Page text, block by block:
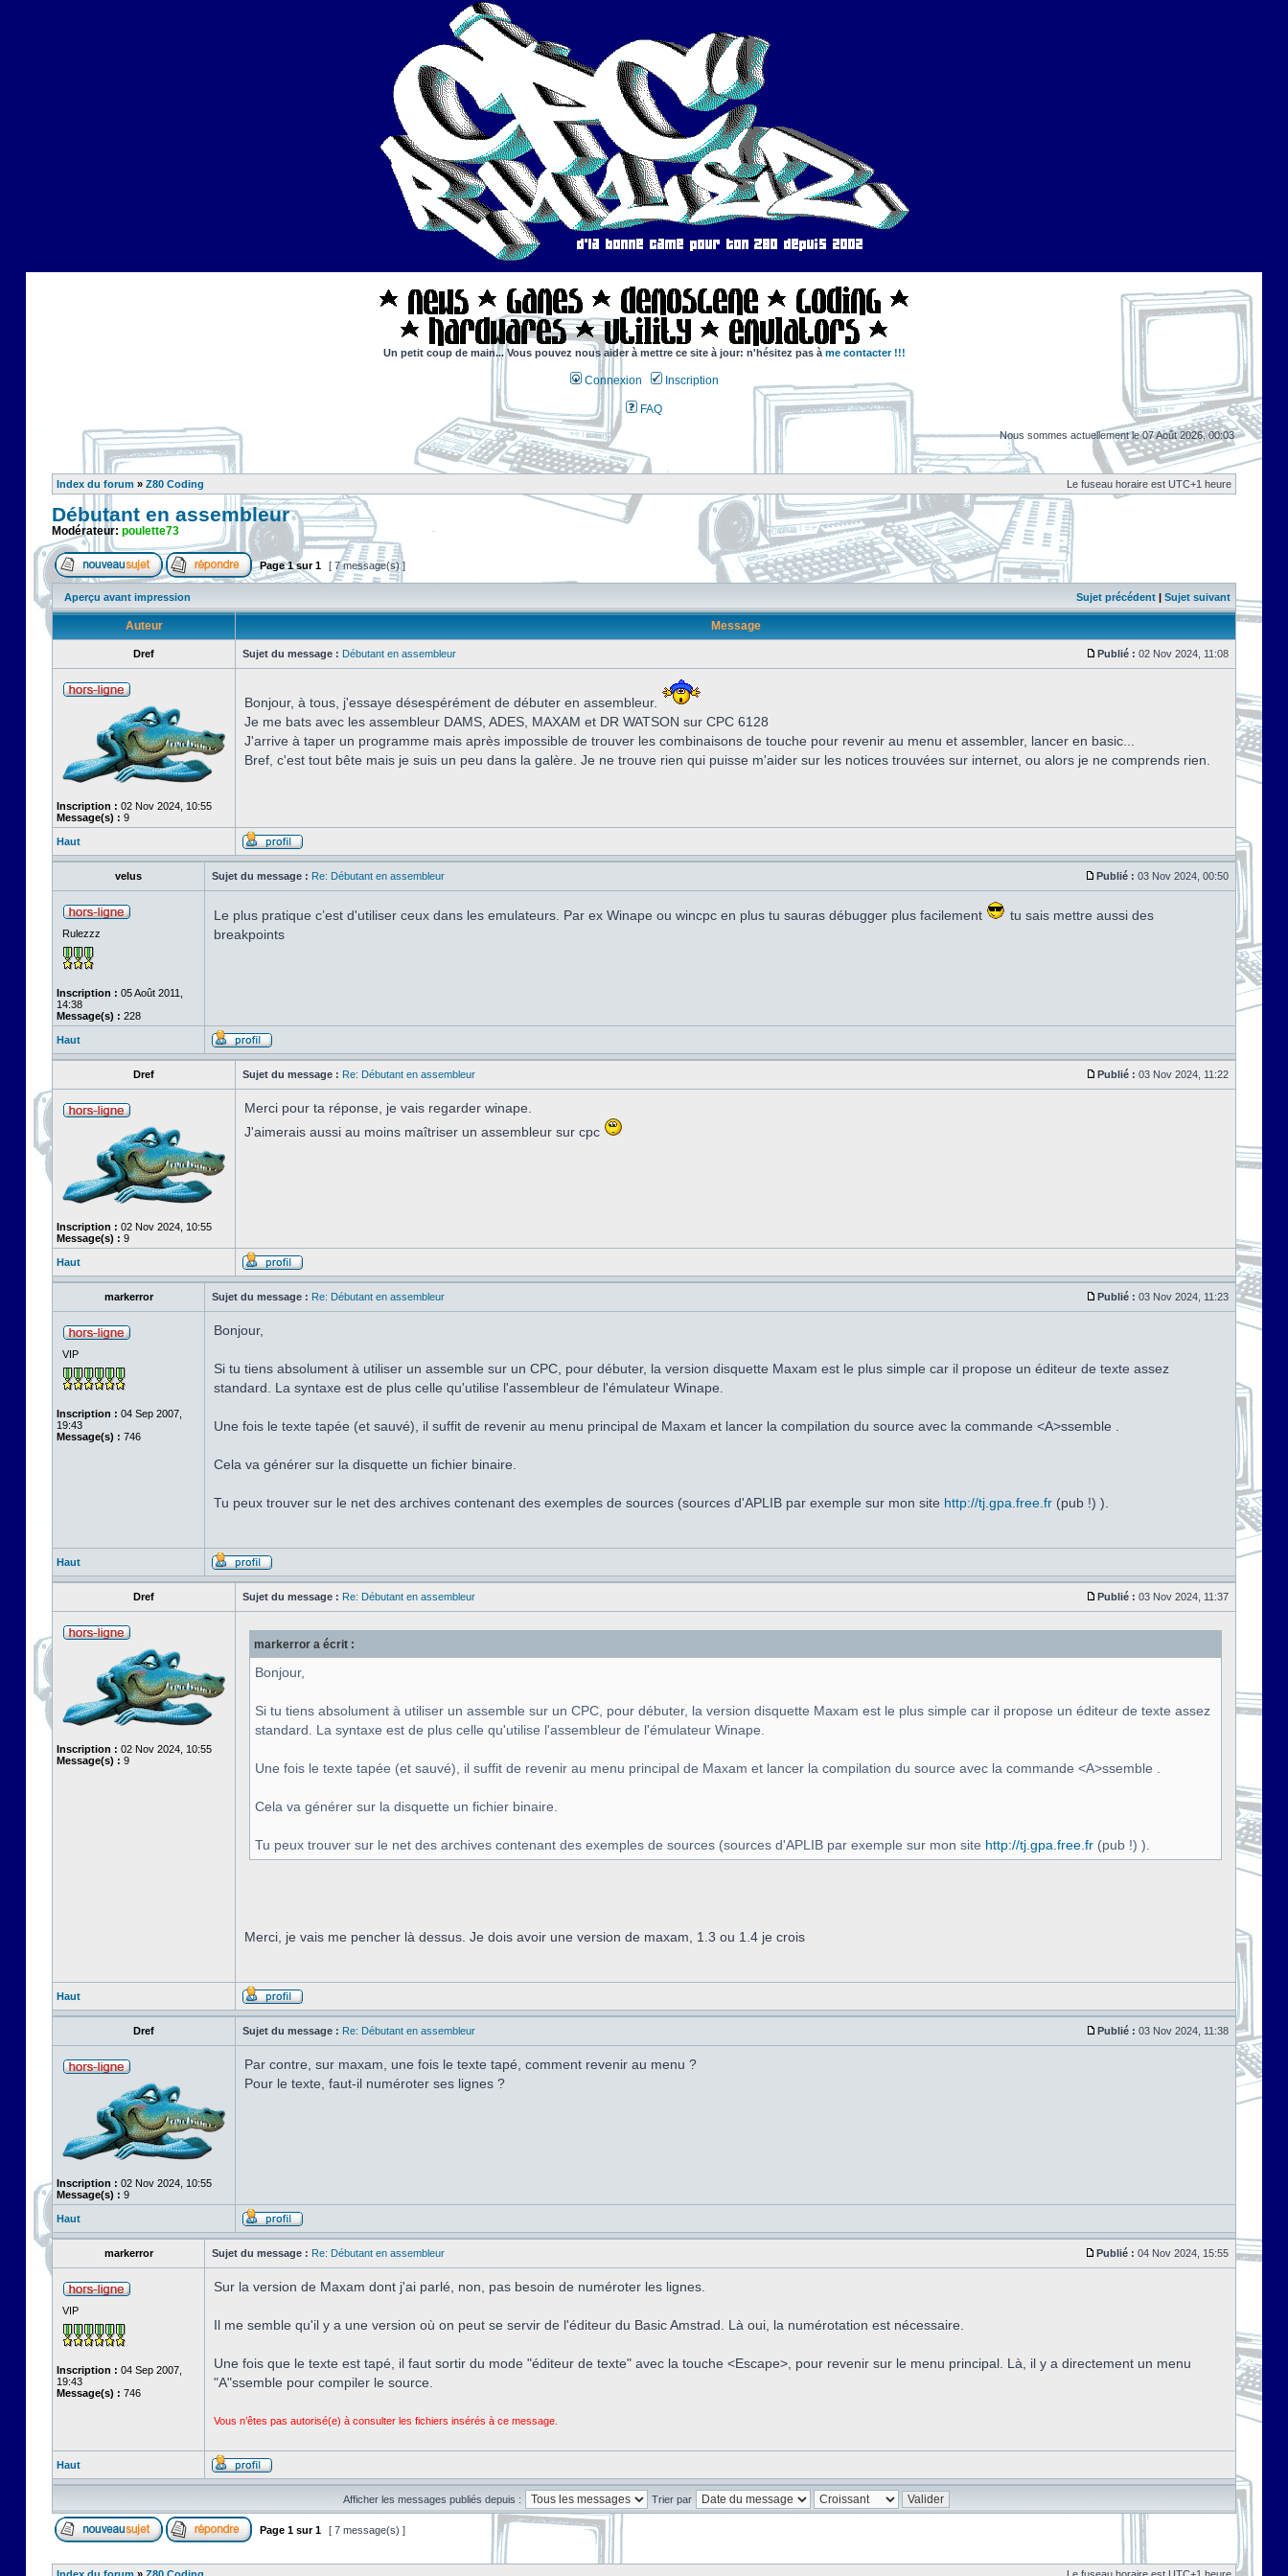
Un petit coup de main... Vous pouvez nous aider à mettre ce site à jour: n'hésitez pas à me contacter !!!
Connexion Inscription
FAQ
Nous sommes actuellement le 07 Août 2026, 00:03
Index du forum » Z80 Coding Le fuseau horaire est UTC+1 heure
Débutant en assembleur
Modérateur: poulette73
Page1sur1 [ 7 message(s) ]
Aperçu avant impression Sujet précédent | Sujet suivant
Auteur Message
Dref Sujet du message : Débutant en assembleur Publié : 02 Nov 2024, 11:08
Inscription : 02 Nov 2024, 10:55
Message(s) : 9
Bonjour, à tous, j'essaye désespérément de débuter en assembleur.
Je me bats avec les assembleur DAMS, ADES, MAXAM et DR WATSON sur CPC 6128
J'arrive à taper un programme mais après impossible de trouver les combinaisons de touche pour revenir au menu et assembler, lancer en basic...
Bref, c'est tout bête mais je suis un peu dans la galère. Je ne trouve rien qui puisse m'aider sur les notices trouvées sur internet, ou alors je ne comprends rien.
Haut
velus Sujet du message : Re: Débutant en assembleur Publié : 03 Nov 2024, 00:50
Rulezzz
Inscription : 05 Août 2011,
14:38
Message(s) : 228
Le plus pratique c’est d'utiliser ceux dans les emulateurs. Par ex Winape ou wincpc en plus tu sauras débugger plus facilement
tu sais mettre aussi des
breakpoints
Haut
Dref Sujet du message : Re: Débutant en assembleur Publié : 03 Nov 2024, 11:22
Inscription : 02 Nov 2024, 10:55
Message(s) : 9
Merci pour ta réponse, je vais regarder winape.
J'aimerais aussi au moins maîtriser un assembleur sur cpc
Haut
markerror Sujet du message : Re: Débutant en assembleur Publié : 03 Nov 2024, 11:23
VIP
Inscription : 04 Sep 2007,
19:43
Message(s) : 746
Bonjour,
Si tu tiens absolument à utiliser un assemble sur un CPC, pour débuter, la version disquette Maxam est le plus simple car il propose un éditeur de texte assez
standard. La syntaxe est de plus celle qu'utilise l'assembleur de l'émulateur Winape.
Une fois le texte tapée (et sauvé), il suffit de revenir au menu principal de Maxam et lancer la compilation du source avec la commande <A>ssemble .
Cela va générer sur la disquette un fichier binaire.
Tu peux trouver sur le net des archives contenant des exemples de sources (sources d'APLIB par exemple sur mon site http://tj.gpa.free.fr (pub !) ).
Haut
Dref Sujet du message : Re: Débutant en assembleur Publié : 03 Nov 2024, 11:37
Inscription : 02 Nov 2024, 10:55
Message(s) : 9
markerror a écrit :
Bonjour,
Si tu tiens absolument à utiliser un assemble sur un CPC, pour débuter, la version disquette Maxam est le plus simple car il propose un éditeur de texte assez
standard. La syntaxe est de plus celle qu'utilise l'assembleur de l'émulateur Winape.
Une fois le texte tapée (et sauvé), il suffit de revenir au menu principal de Maxam et lancer la compilation du source avec la commande <A>ssemble .
Cela va générer sur la disquette un fichier binaire.
Tu peux trouver sur le net des archives contenant des exemples de sources (sources d'APLIB par exemple sur mon site http://tj.gpa.free.fr (pub !) ).
Merci, je vais me pencher là dessus. Je dois avoir une version de maxam, 1.3 ou 1.4 je crois
Haut
Dref Sujet du message : Re: Débutant en assembleur Publié : 03 Nov 2024, 11:38
Inscription : 02 Nov 2024, 10:55
Message(s) : 9
Par contre, sur maxam, une fois le texte tapé, comment revenir au menu ?
Pour le texte, faut-il numéroter ses lignes ?
Haut
markerror Sujet du message : Re: Débutant en assembleur Publié : 04 Nov 2024, 15:55
VIP
Inscription : 04 Sep 2007,
19:43
Message(s) : 746
Sur la version de Maxam dont j'ai parlé, non, pas besoin de numéroter les lignes.
Il me semble qu'il y a une version où on peut se servir de l'éditeur du Basic Amstrad. Là oui, la numérotation est nécessaire.
Une fois que le texte est tapé, il faut sortir du mode "éditeur de texte" avec la touche <Escape>, pour revenir sur le menu principal. Là, il y a directement un menu
"A"ssemble pour compiler le source.
Vous n’êtes pas autorisé(e) à consulter les fichiers insérés à ce message.
Haut
Afficher les messages publiés depuis : Trier par
Page 1 sur1 [ 7 message(s) ]